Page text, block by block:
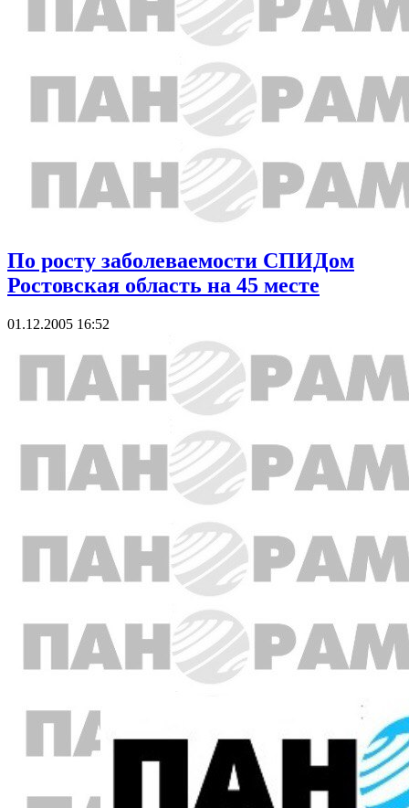
По росту заболеваемости СПИДом
Ростовская область на 45 месте
01.12.2005 16:52